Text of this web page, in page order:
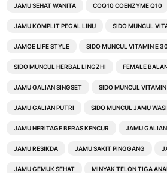
JAMU SEHAT WANITA COQ10 COENZYME Q10
JAMU KOMPLIT PEGAL LINU SIDO MUNCUL
JAMOE LIFE STYLE SIDO MUNCUL VITAMIN E
SIDO MUNCUL HERBAL LINGZHI FEMALE
JAMU GALIAN SINGSET SIDO MUNCUL
JAMU GALIAN PUTRI SIDO MUNCUL JAMU
JAMU HERITAGE BERAS KENCUR JAMU
JAMU RESIKDA JAMU SAKIT PINGGANG
JAMU GEMUK SEHAT MINYAK TELON TIGA